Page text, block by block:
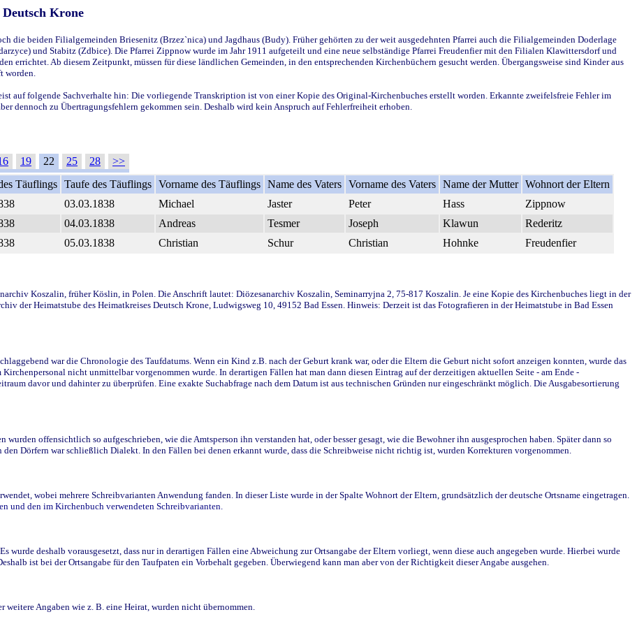
Krone
die beiden Filialgemeinden Briesenitz (Brzez`nica) und Jagdhaus (Budy). Früher gehörten zu der weit ausgedehnten Pfarrei auch die Filialgemeinden Doderlage
und Stabitz (Zdbice). Die Pfarrei Zippnow wurde im Jahr 1911 aufgeteilt und eine neue selbständige Pfarrei Freudenfier mit den Filialen Klawittersdorf und
errichtet. Ab diesem Zeitpunkt, müssen für diese ländlichen Gemeinden, in den entsprechenden Kirchenbüchern gesucht werden. Übergangsweise sind Kinder aus
worden.
auf folgende Sachverhalte hin: Die vorliegende Transkription ist von einer Kopie des Original-Kirchenbuches erstellt worden. Erkannte zweifelsfreie Fehler im
dennoch zu Übertragungsfehlern gekommen sein. Deshalb wird kein Anspruch auf Fehlerfreiheit erhoben.
19 22 25 28
>>
Täuflings Taufe des Täuflings Vorname des Täuflings Name des Vaters Vorname des Vaters Name der Mutter Wohnort der Eltern
03.03.1838 Michael Jaster Peter Hass
Zippnow
04.03.1838 Andreas Tesmer Joseph Klawun
Rederitz
05.03.1838 Christian Schur Christian Hohnke Freudenfier
Koszalin, früher Köslin, in Polen. Die Anschrift lautet: Diözesanarchiv Koszalin, Seminarryjna 2, 75-817 Koszalin. Je eine Kopie des Kirchenbuches liegt in der
der Heimatstube des Heimatkreises Deutsch Krone, Ludwigsweg 10, 49152 Bad Essen. Hinweis: Derzeit ist das Fotografieren in der Heimatstube in Bad Essen
war die Chronologie des Taufdatums. Wenn ein Kind z.B. nach der Geburt krank war, oder die Eltern die Geburt nicht sofort anzeigen konnten, wurde das
nicht unmittelbar vorgenommen wurde. In derartigen Fällen hat man dann diesen Eintrag auf der derzeitigen aktuellen Seite - am Ende -
davor und dahinter zu überprüfen. Eine exakte Suchabfrage nach dem Datum ist aus technischen Gründen nur eingeschränkt möglich. Die Ausgabesortierung
offensichtlich so aufgeschrieben, wie die Amtsperson ihn verstanden hat, oder besser gesagt, wie die Bewohner ihn ausgesprochen haben. Später dann so
Dörfern war schließlich Dialekt. In den Fällen bei denen erkannt wurde, dass die Schreibweise nicht richtig ist, wurden Korrekturen vorgenommen.
wobei mehrere Schreibvarianten Anwendung fanden. In dieser Liste wurde in der Spalte Wohnort der Eltern, grundsätzlich der deutsche Ortsname eingetragen.
und den im Kirchenbuch verwendeten Schreibvarianten.
wurde deshalb vorausgesetzt, dass nur in derartigen Fällen eine Abweichung zur Ortsangabe der Eltern vorliegt, wenn diese auch angegeben wurde. Hierbei wurde
ist bei der Ortsangabe für den Taufpaten ein Vorbehalt gegeben. Überwiegend kann man aber von der Richtigkeit dieser Angabe ausgehen.
Angaben wie z. B. eine Heirat, wurden nicht übernommen.